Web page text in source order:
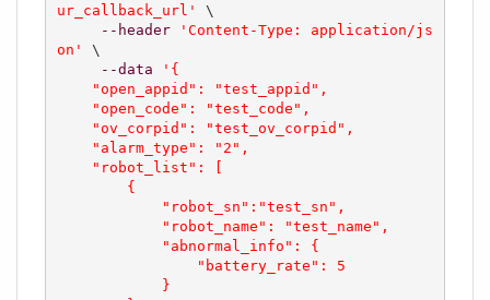
ur_callback_url'
\
--header
'Content-Type: application/js
on'
\
--data
'{